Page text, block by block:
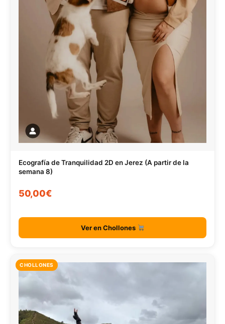
Ecografía de Tranquilidad 2D en Jerez (A partir de la
semana 8)
50,00€
Ver en Chollones
CHOLLONES